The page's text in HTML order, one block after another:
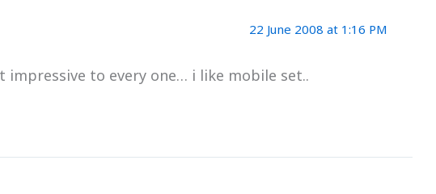
22 June 2008 at 1:16 PM
impressive to every one… i like mobile set..